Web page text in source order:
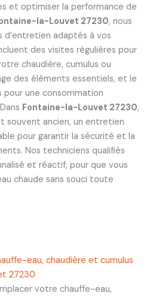
et optimiser la performance de
la-Louvet 27230, nous
adaptés à vos
des visites régulières pour
chaudière, cumulus ou
des éléments essentiels, et le
une consommation
Fontaine-la-Louvet 27230,
souvent ancien, un entretien
pour garantir la sécurité et la
Nos techniciens qualifiés
et réactif, pour que vous
chaude sans souci toute
eau, chaudière et cumulus
27230
votre chauffe-eau,